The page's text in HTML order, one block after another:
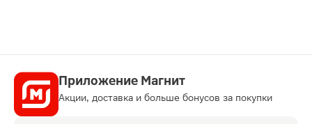
Приложение Магнит
Акции, доставка и больше бонусов за покупки